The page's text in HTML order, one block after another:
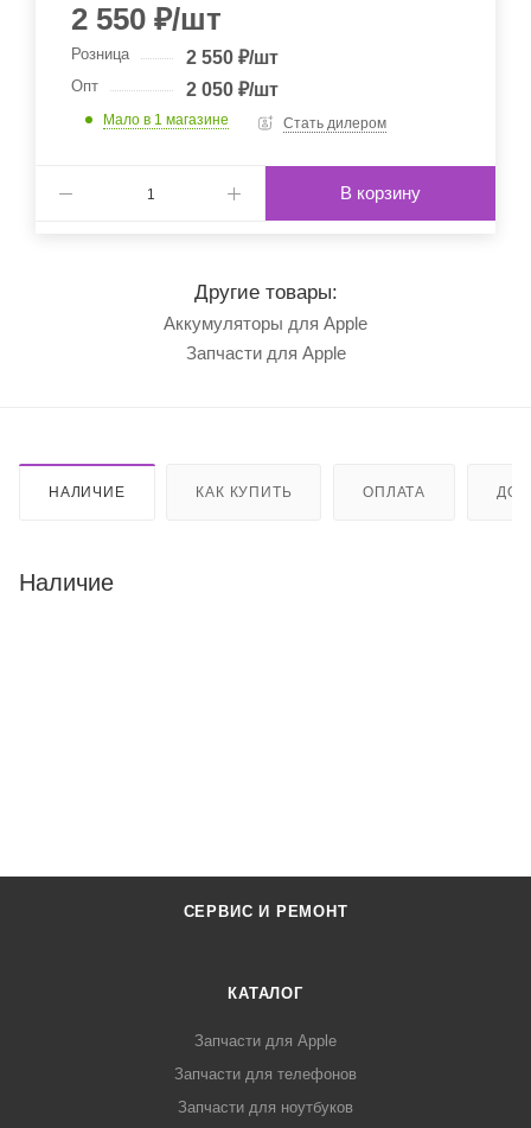
2 550 ₽/шт
Розница 2 550 ₽/шт
Опт 2 050 ₽/шт
Мало в 1 магазине Стать дилером
В корзину
Другие товары:
Аккумуляторы для Apple
Запчасти для Apple
НАЛИЧИЕ КАК КУПИТЬ ОПЛАТА
Наличие
СЕРВИС И РЕМОНТ
КАТАЛОГ
Запчасти для Apple
Запчасти для телефонов
Запчасти для ноутбуков